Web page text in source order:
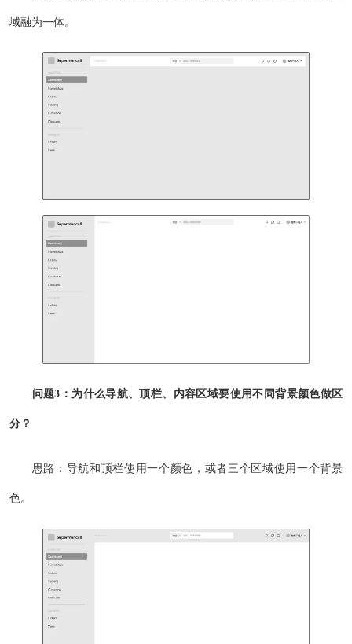
域融为一体。
问题3：为什么导航、顶栏、内容区域要使用不同背景颜色做区
分？
思路：导航和顶栏使用一个颜色，或者三个区域使用一个背景
色。